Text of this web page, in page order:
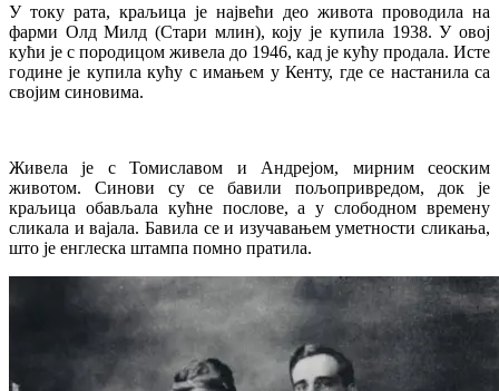
У току рата, краљица је највећи део живота проводила на
фарми Олд Милд (Стари млин), коју је купила 1938. У овој
кући је с породицом живела до 1946, кад је кућу продала. Исте
године је купила кућу с имањем у Кенту, где се настанила са
својим синовима.
Живела је с Томиславом и Андрејом, мирним сеоским
животом. Синови су се бавили пољопривредом, док је
краљица обављала кућне послове, а у слободном времену
сликала и вајала. Бавила се и изучавањем уметности сликања,
што је енглеска штампа помно пратила.